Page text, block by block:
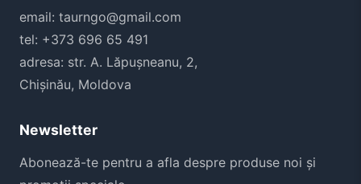
email: taurngo@gmail.com
tel: +373 696 65 491
adresa: str. A. Lăpușneanu, 2,
Chișinău, Moldova
Newsletter
Abonează-te pentru a afla despre produse noi și